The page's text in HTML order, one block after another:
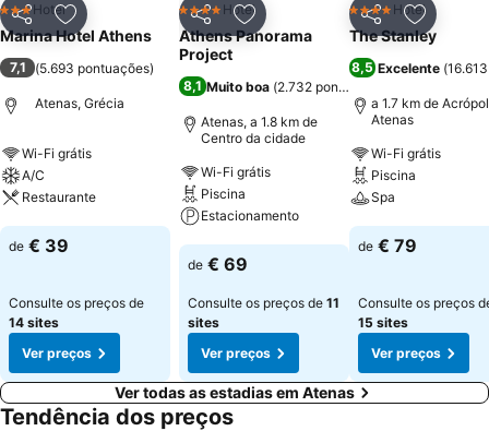
PartilharAdicionar aos favoritos
3 Estrelas
Hotel
Marina Hotel Athens
7,1 (5.693 pontuações)
Atenas, Grécia
Wi-Fi grátis
A/C
Restaurante
Ver preços
de € 39
Consulte os preços de
14 sites
Ver preços
PartilharAdicionar aos favoritos
4 EstrelasHotel
Athens Panorama
Project
8,1 Muito boa (2.732 pontuações
Atenas, a 1.8 km de
Centro da cidade
Wi-Fi grátis
Piscina
Estacionamento
Ver preços
de € 69
Consulte os preços de 11
sites
Ver preços
Partilhar
4 EstrelasHotel
The Stanley
8,5 Excelente (
a 1.7 km de
Atenas
Wi-Fi grátis
Piscina
Spa
Ver preços
de € 79
Consulte os preços
15 sites
Ver preços
Ver todas as estadias em Atenas
Tendência dos preços